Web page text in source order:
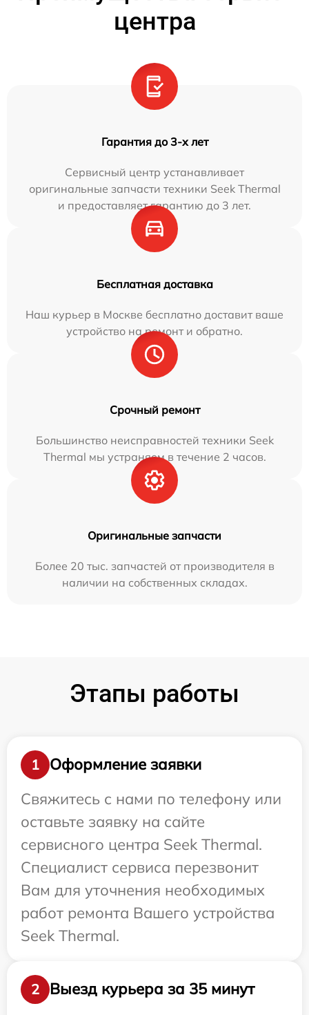
центра
Гарантия до 3-х лет
Сервисный центр устанавливает
оригинальные запчасти техники Seek Thermal
и предоставляет гарантию до 3 лет.
Бесплатная доставка
Наш курьер в Москве бесплатно доставит ваше
устройство на ремонт и обратно.
Срочный ремонт
Большинство неисправностей техники Seek
Thermal мы устраняем в течение 2 часов.
Оригинальные запчасти
Более 20 тыс. запчастей от производителя в
наличии на собственных складах.
Этапы работы
1
Оформление заявки
Свяжитесь с нами по телефону или
оставьте заявку на сайте
сервисного центра Seek Thermal.
Специалист сервиса перезвонит
Вам для уточнения необходимых
работ ремонта Вашего устройства
Seek Thermal.
2
Выезд курьера за 35 минут